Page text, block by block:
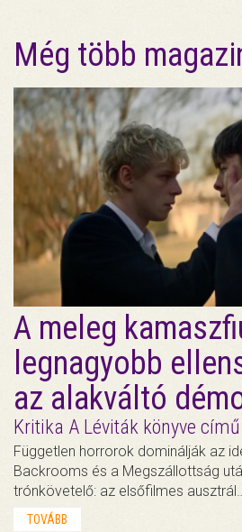
Még több
A meleg
legnagyobb
az alakváltó
Kritika A Léviták könyve
Független horrorok dominálják az
Backrooms és a Megszállottság
trónkövetelő: az elsőfilmes ausztrál…
TOVÁBB